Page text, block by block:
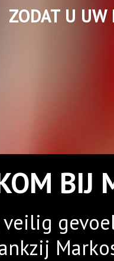
ZODAT U UW
BIJ